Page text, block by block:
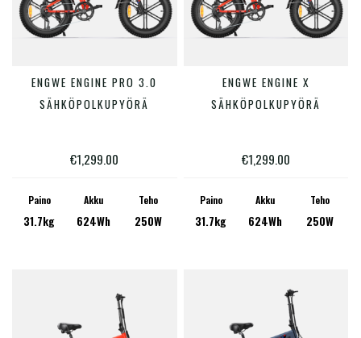
VALITSE VAIHTOEHDOISTA
Voit
tehdä
ENGWE ENGINE PRO 3.0
SÄHKÖPOLKUPYÖRÄ
€1,299.00
Paino
31.7kg
Akku
624Wh
Teho
250W
VALITSE VAIHTOEHDOISTA
Voit
tehdä
ENGWE ENGINE X
SÄHKÖPOLKUPYÖRÄ
€1,299.00
Paino
31.7kg
Akku
624Wh
Teho
250W